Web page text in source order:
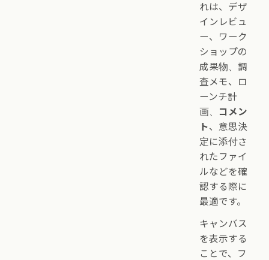
れは、デザ
インレビュ
ー、ワーク
ショップの
成果物、調
査メモ、ロ
ーンチ計
画、
コメン
ト、意思決
定に添付さ
れたファイ
ルなどを確
認する際に
最適です。
キャンバス
を表示する
ことで、フ